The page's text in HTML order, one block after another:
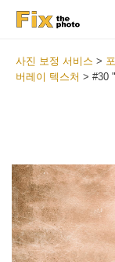
사진 보정 서비스 >
버레이 텍스처 > #30